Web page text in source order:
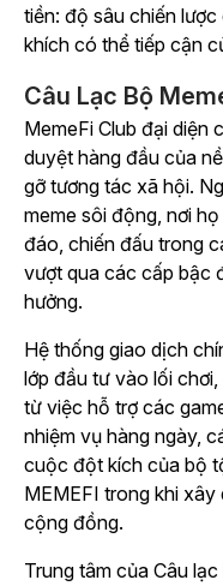
tiền: độ sâu chiến lược
khích có thể tiếp cận
Câu Lạc Bộ
MemeFi Club đại diện
duyệt hàng đầu của
gỡ tương tác xã hội.
meme sôi động, nơi
đáo, chiến đấu trong
vượt qua các cấp bậc
hưởng.
Hệ thống giao dịch
lớp đầu tư vào lối
từ việc hỗ trợ các
nhiệm vụ hàng ngày,
cuộc đột kích của bộ
MEMEFI trong khi
cộng đồng.
Trung tâm của Câu lạc